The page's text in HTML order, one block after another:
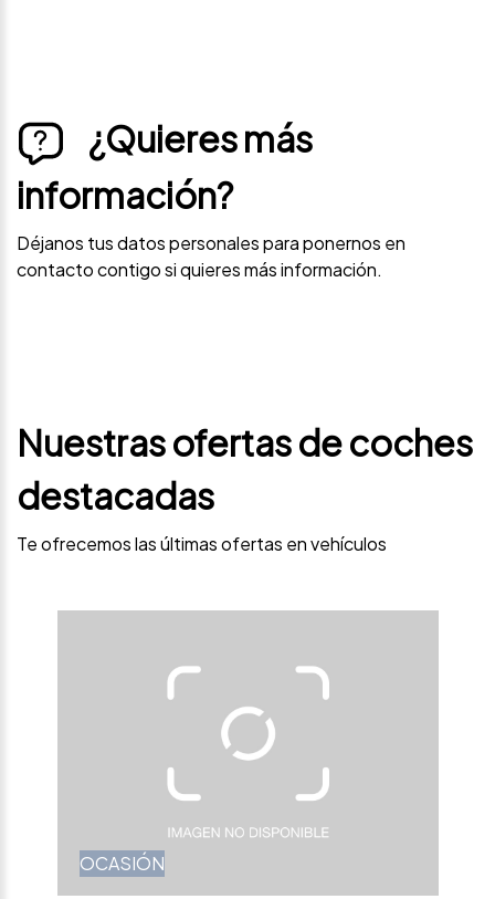
¿Quieres más
información?
Déjanos tus datos personales para ponernos en
contacto contigo si quieres más información.
Nuestras ofertas de coches
destacadas
Te ofrecemos las últimas ofertas en vehículos
OCASIÓN